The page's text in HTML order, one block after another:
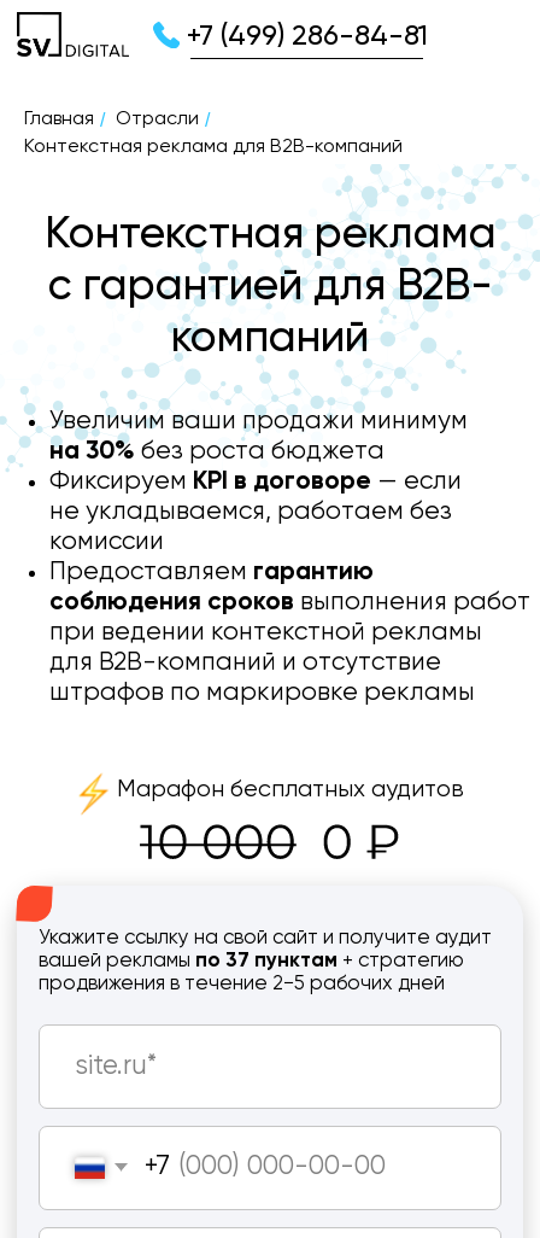
+7 (499) 286-84-81
Главная / Отрасли /
Контекстная реклама для B2B-компаний
Контекстная реклама
с гарантией для B2B-
компаний
Увеличим ваши продажи минимум
без роста бюджета
KPI в договоре
— если
не укладываемся, работаем без
комиссии
Предоставляем
гарантию
соблюдения сроковвыполнения работ
при ведении контекстной рекламы
для B2B-компаний и отсутствие
штрафов по маркировке рекламы
Укажите ссылку на свой сайт и получите аудит
вашей рекламыпо 37 пунктам+ стратегию
продвижения в течение 2−5 рабочих дней
Марафон бесплатных аудитов
Даюсогласиена обработку
персональных данных, сполитикой
Получить аудит